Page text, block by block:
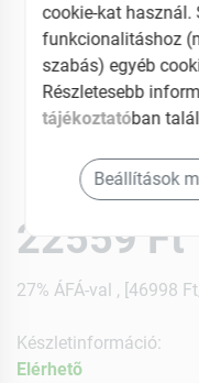
22559 Ft
27% ÁFÁ-val , [46998
Készletinformáció:
Elérhetõ
cookie-kat használ.
funkcionalitáshoz
szabás) egyéb
Részletesebb
tájékoztatóban
Beállítások